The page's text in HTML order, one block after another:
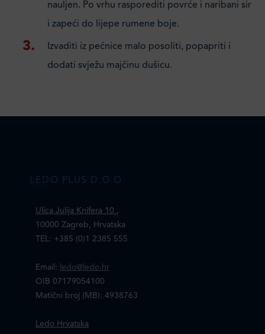
nauljen. Po vrhu rasporediti povrće i naribani sir
i zapeći do lijepe rumene boje.
Izvaditi iz pećnice malo posoliti, popapriti i
dodati svježu majčinu dušicu.
LEDO PLUS D.O.O.
Ulica Julija Knifera 10 ,
10000 Zagreb, Hrvatska
TEL: +385 (0)1 2385 555
Email:
ledo@ledo.hr
OIB 07179054100
Matični broj (MB): 4938763
Ledo Hrvatska